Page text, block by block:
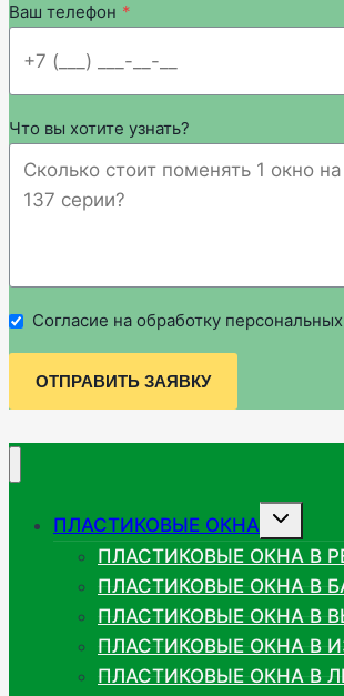
Ваш телефон *
Что вы хотите узнать?
Согласие на обработку
ОТПРАВИТЬ ЗАЯВКУ
ПЛАСТИКОВЫЕ ОКНА дочернее
меню
ПЛАСТИКОВЫЕ ОКНА В
ПЛАСТИКОВЫЕ ОКНА В
ПЛАСТИКОВЫЕ ОКНА В
ПЛАСТИКОВЫЕ ОКНА В
ПЛАСТИКОВЫЕ ОКНА В